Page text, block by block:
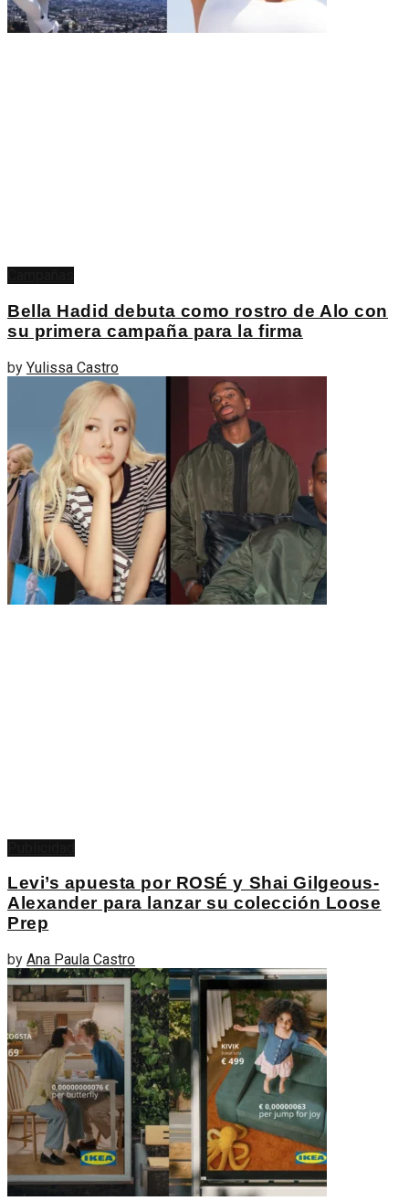
Bella Hadid debuta como rostro de Alo con
su primera campaña para la firma
by Yulissa Castro
Levi’s apuesta por ROSÉ y Shai Gilgeous-
Alexander para lanzar su colección Loose
Prep
by Ana Paula Castro